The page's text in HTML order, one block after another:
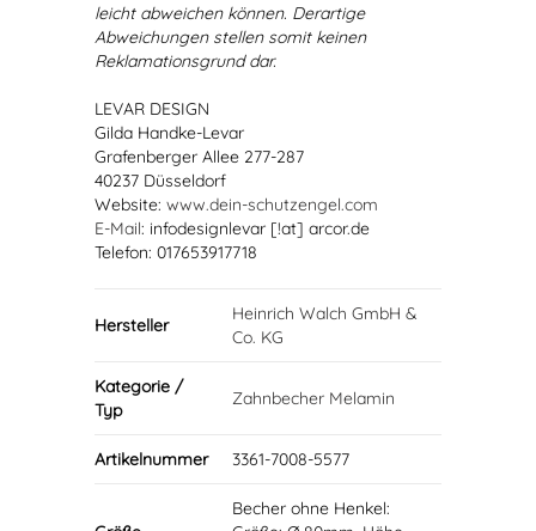
leicht abweichen können. Derartige
Abweichungen stellen somit keinen
Reklamationsgrund dar.
LEVAR DESIGN
Gilda Handke-Levar
Grafenberger Allee 277-287
40237 Düsseldorf
Website: www.dein-schutzengel.com
E-Mail: infodesignlevar [!at] arcor.de
Telefon: 017653917718
Hersteller
Heinrich Walch GmbH &
Co. KG
Kategorie /
Typ
Zahnbecher Melamin
Artikelnummer 3361-7008-5577
Becher ohne Henkel: